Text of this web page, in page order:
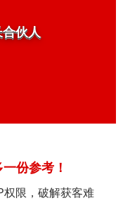
伙人
份参考！
权限，破解获客难